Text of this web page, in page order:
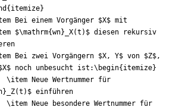
{ itemize}
Bei einem Vorgänger $X$ mit
$\mathrm{wn} X(t ) $ diesen rekursiv
Bei zwei Vorgängern $X, Y$ von $Z$,
X$ noch unbesucht ist:\begin{ itemize}
\item
} Z(t ) $
\item